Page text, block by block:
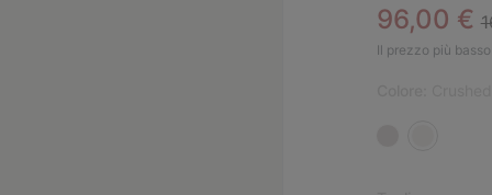
Sale
96,00 €
Il prezzo più